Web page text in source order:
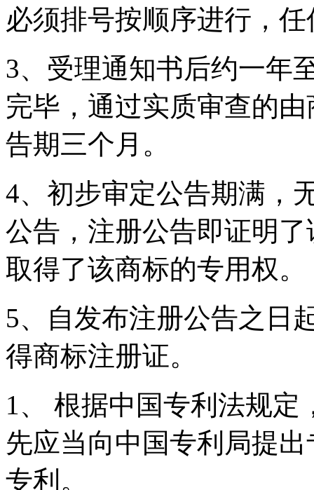
必须排号按顺序进行，
3、受理通知书后约一年
完毕，通过实质审查的
告期三个月。
4、初步审定公告期满，
公告，注册公告即证明
取得了该商标的专用权。
5、自发布注册公告之日
得商标注册证。
1、 根据中国专利法规
先应当向中国专利局提
专利。